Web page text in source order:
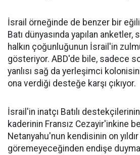
İsrail örneğinde de benzer bir
Batı dünyasında yapılan
halkın çoğunluğunun İsrail'in
gösteriyor. ABD'de bile, sadece
yanlısı sağ da yerleşimci
ona verdiği desteğe karşı çıkıyor.
İsrail'in inatçı Batılı
kaderinin Fransız Cezayir'inkine
Netanyahu'nun kendisinin on yıldır
göremeyeceğinden endişe